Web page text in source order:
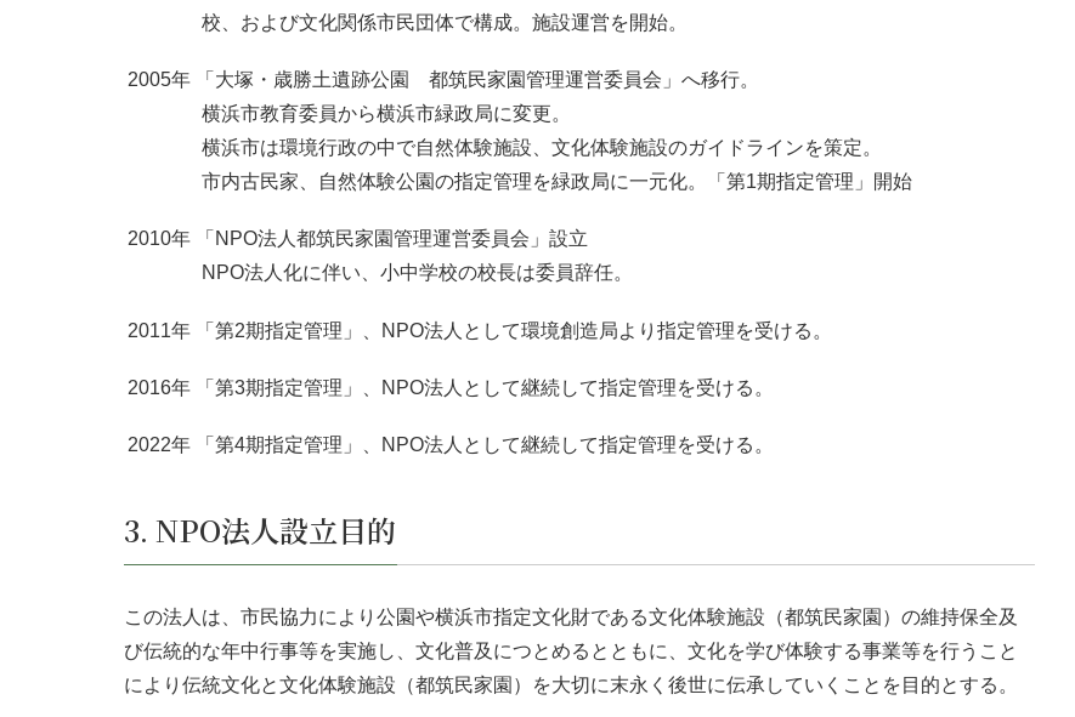
校、および文化関係市民団体で構成。施設運営を開始。
2005年 「大塚・歳勝土遺跡公園 都筑民家園管理運営委員会」へ移行。
横浜市教育委員から横浜市緑政局に変更。
横浜市は環境行政の中で自然体験施設、文化体験施設のガイドラインを策定。
市内古民家、自然体験公園の指定管理を緑政局に一元化。「第1期指定管理」開始
2010年 「NPO法人都筑民家園管理運営委員会」設立
NPO法人化に伴い、小中学校の校長は委員辞任。
2011年 「第2期指定管理」、NPO法人として環境創造局より指定管理を受ける。
2016年 「第3期指定管理」、NPO法人として継続して指定管理を受ける。
2022年 「第4期指定管理」、NPO法人として継続して指定管理を受ける。
3. NPO法人設立目的
この法人は、市民協力により公園や横浜市指定文化財である文化体験施設（都筑民家園）の維持保全及
び伝統的な年中行事等を実施し、文化普及につとめるとともに、文化を学び体験する事業等を行うこと
により伝統文化と文化体験施設（都筑民家園）を大切に末永く後世に伝承していくことを目的とする。